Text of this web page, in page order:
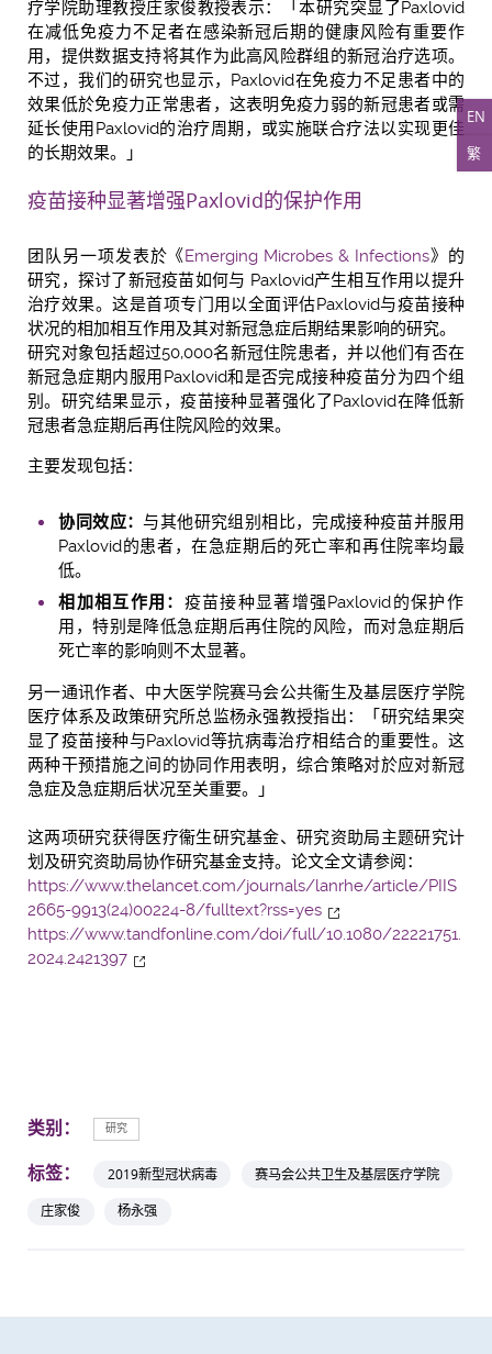
EN
繁
疗学院助理教授庄家俊教授表示：「本研究突显了Paxlovid
在减低免疫力不足者在感染新冠后期的健康风险有重要作
用，提供数据支持将其作为此高风险群组的新冠治疗选项。
不过，我们的研究也显示，Paxlovid在免疫力不足患者中的
效果低於免疫力正常患者，这表明免疫力弱的新冠患者或需
延长使用Paxlovid的治疗周期，或实施联合疗法以实现更佳
的长期效果。」
疫苗接种显著增强Paxlovid的保护作用
团队另一项发表於《 Emerging Microbes & Infections》的
研究，探讨了新冠疫苗如何与 Paxlovid产生相互作用以提升
治疗效果。这是首项专门用以全面评估Paxlovid与疫苗接种
状况的相加相互作用及其对新冠急症后期结果影响的研究。
研究对象包括超过50,000名新冠住院患者，并以他们有否在
新冠急症期内服用Paxlovid和是否完成接种疫苗分为四个组
别。研究结果显示，疫苗接种显著强化了Paxlovid在降低新
冠患者急症期后再住院风险的效果。
主要发现包括：
协同效应：与其他研究组别相比，完成接种疫苗并服用
Paxlovid的患者，在急症期后的死亡率和再住院率均最
低。
相加相互作用： 疫苗接种显著增强Paxlovid的保护作
用，特别是降低急症期后再住院的风险，而对急症期后
死亡率的影响则不太显著。
另一通讯作者、中大医学院赛马会公共衞生及基层医疗学院
医疗体系及政策研究所总监杨永强教授指出：「研究结果突
显了疫苗接种与Paxlovid等抗病毒治疗相结合的重要性。这
两种干预措施之间的协同作用表明，综合策略对於应对新冠
急症及急症期后状况至关重要。」
这两项研究获得医疗衞生研究基金、研究资助局主题研究计
划及研究资助局协作研究基金支持。论文全文请参阅：
https://www.thelancet.com/journals/lanrhe/article/PIIS
2665-9913(24)00224-8/fulltext?rss=yes
https://www.tandfonline.com/doi/full/10.1080/22221751.
2024.2421397
类别： 研究
标签： 2019新型冠状病毒
赛马会公共卫生及基层医疗学院
庄家俊
杨永强